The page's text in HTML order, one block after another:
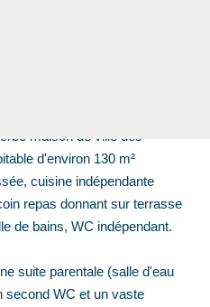
maison de ville des
d'environ 130 m²
cuisine indépendante
repas donnant sur terrasse
de bains, WC indépendant.
suite parentale (salle d'eau
second WC et un vaste